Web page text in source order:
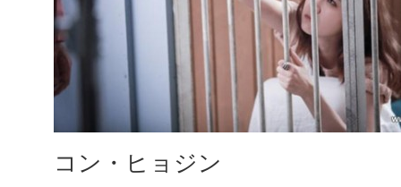
コン・ヒョジン